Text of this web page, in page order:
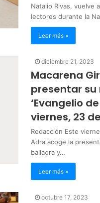
Natalio Rivas, vuelve
lectores durante la
Leer más »
diciembre 21, 2023
Macarena
presentar su
‘Evangelio
viernes, 23
Redacción Este
Adra acoge la
bailaora y…
Leer más »
octubre 17, 2023